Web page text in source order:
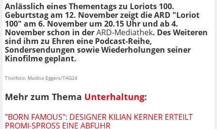
Anlässlich einesThementags zu Loriots 100.
Geburtstag am 12. November zeigt die ARD "Loriot
100" am 6. November um 20.15 Uhr und ab 4.
November schon in derARD-Mediathek. Des Weiteren
sind ihm zu Ehren eine Podcast-Reihe,
Sondersendungen sowie Wiederholungen seiner
Kinofilme geplant.
Titelfoto: Madita Eggers/TAG24
Mehr zum Thema Unterhaltung:
"BORN FAMOUS": DESIGNER KILIAN KERNER ERTEILT
PROMI-SPROSS EINE ABFUHR